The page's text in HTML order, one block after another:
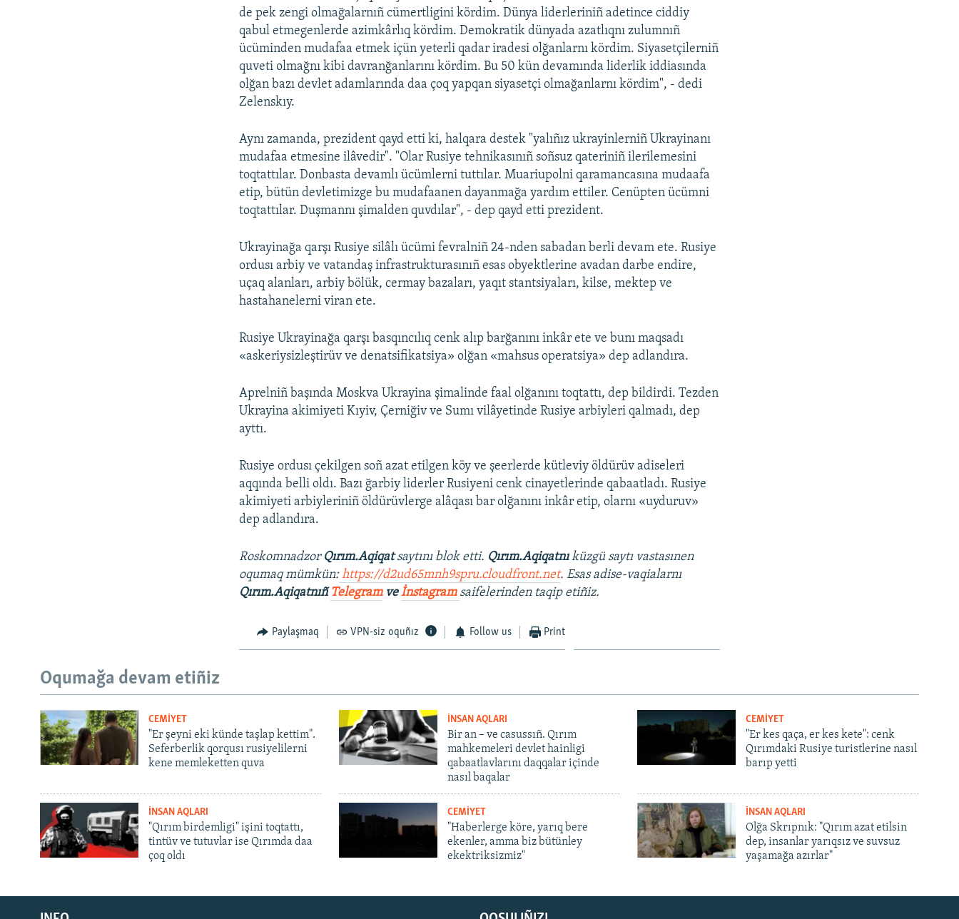
Русский
de pek zengi olmağalarnıñ cümertligini kördim. Dünya liderleriniñ adetince ciddiy
qabul etmegenlerde azimkârlıq kördim. Demokratik dünyada azatlıqnı zulumnıñ
ücüminden mudafaa etmek içün yeterli qadar iradesi olğanlarnı kördim. Siyasetçilerniñ
quveti olmağnı kibi davranğanlarını kördim. Bu 50 kün devamında liderlik iddiasında
olğan bazı devlet adamlarında daa çoq yapqan siyasetçi olmağanlarnı kördim", - dedi
Zelenskıy.
Aynı zamanda, prezident qayd etti ki, halqara destek "yalıñız ukrayinlerniñ Ukrayinanı
mudafaa etmesine ilâvedir". "Olar Rusiye tehnikasınıñ soñsuz qateriniñ ilerilemesini
toqtattılar. Donbasta devamlı ücümlerni tuttılar. Muariupolni qaramancasına mudaafa
etip, bütün devletimizge bu mudafaanen dayanmağa yardım ettiler. Cenüpten ücümni
toqtattılar. Duşmannı şimalden quvdılar", - dep qayd etti prezident.
Ukrayinağa qarşı Rusiye silâlı ücümi fevralniñ 24-nden sabadan berli devam ete. Rusiye
ordusı arbiy ve vatandaş infrastrukturasınıñ esas obyektlerine avadan darbe endire,
uçaq alanları, arbiy bölük, cermay bazaları, yaqıt stantsiyaları, kilse, mektep ve
hastahanelerni viran ete.
Rusiye Ukrayinağa qarşı basqıncılıq cenk alıp barğanını inkâr ete ve bunı maqsadı
«askeriysizleştirüv ve denatsifikatsiya» olğan «mahsus operatsiya» dep adlandıra.
Aprelniñ başında Moskva Ukrayina şimalinde faal olğanını toqtattı, dep bildirdi. Tezden
Ukrayina akimiyeti Kıyiv, Çerniğiv ve Sumı vilâyetinde Rusiye arbiyleri qalmadı, dep
ayttı.
Rusiye ordusı çekilgen soñ azat etilgen köy ve şeerlerde kütleviy öldürüv adiseleri
aqqında belli oldı. Bazı ğarbiy liderler Rusiyeni cenk cinayetlerinde qabaatladı. Rusiye
akimiyeti arbiyleriniñ öldürüvlerge alâqası bar olğanını inkâr etip, olarnı «uyduruv»
dep adlandıra.
Roskomnadzor Qırım.Aqiqatsaytını blok etti. Qırım.Aqiqatnıküzgü saytı vastasınen
oqumaq mümkün: https://d2ud65mnh9spru.cloudfront.net​. Esas adise-vaqialarnı
Qırım.AqiqatnıñTelegramveİnstagram saifelerinden taqip etiñiz.
Paylaşmaq VPN-siz oquñız Follow us Print
Oqumağa devam etiñiz
CEMİYET
"Er şeyni eki künde taşlap kettim".
Seferberlik qorqusı rusiyelilerni
kene memleketten quva
İNSAN AQLARI
Bir an – ve casussıñ. Qırım
mahkemeleri devlet hainligi
qabaatlavlarını daqqalar içinde
nasıl baqalar
CEMİYET
"Er kes qaça, er kes kete": cenk
Qırımdaki Rusiye turistlerine nasıl
barıp yetti
İNSAN AQLARI
"Qırım birdemligi" işini toqtattı,
tintüv ve tutuvlar ise Qırımda daa
çoq oldı
CEMİYET
"Haberlerge köre, yarıq bere
ekenler, amma biz bütünley
ekektriksizmiz"
İNSAN AQLARI
Olğa Skrıpnık: "Qırım azat etilsin
dep, insanlar yarıqsız ve suvsuz
yaşamağa azırlar"